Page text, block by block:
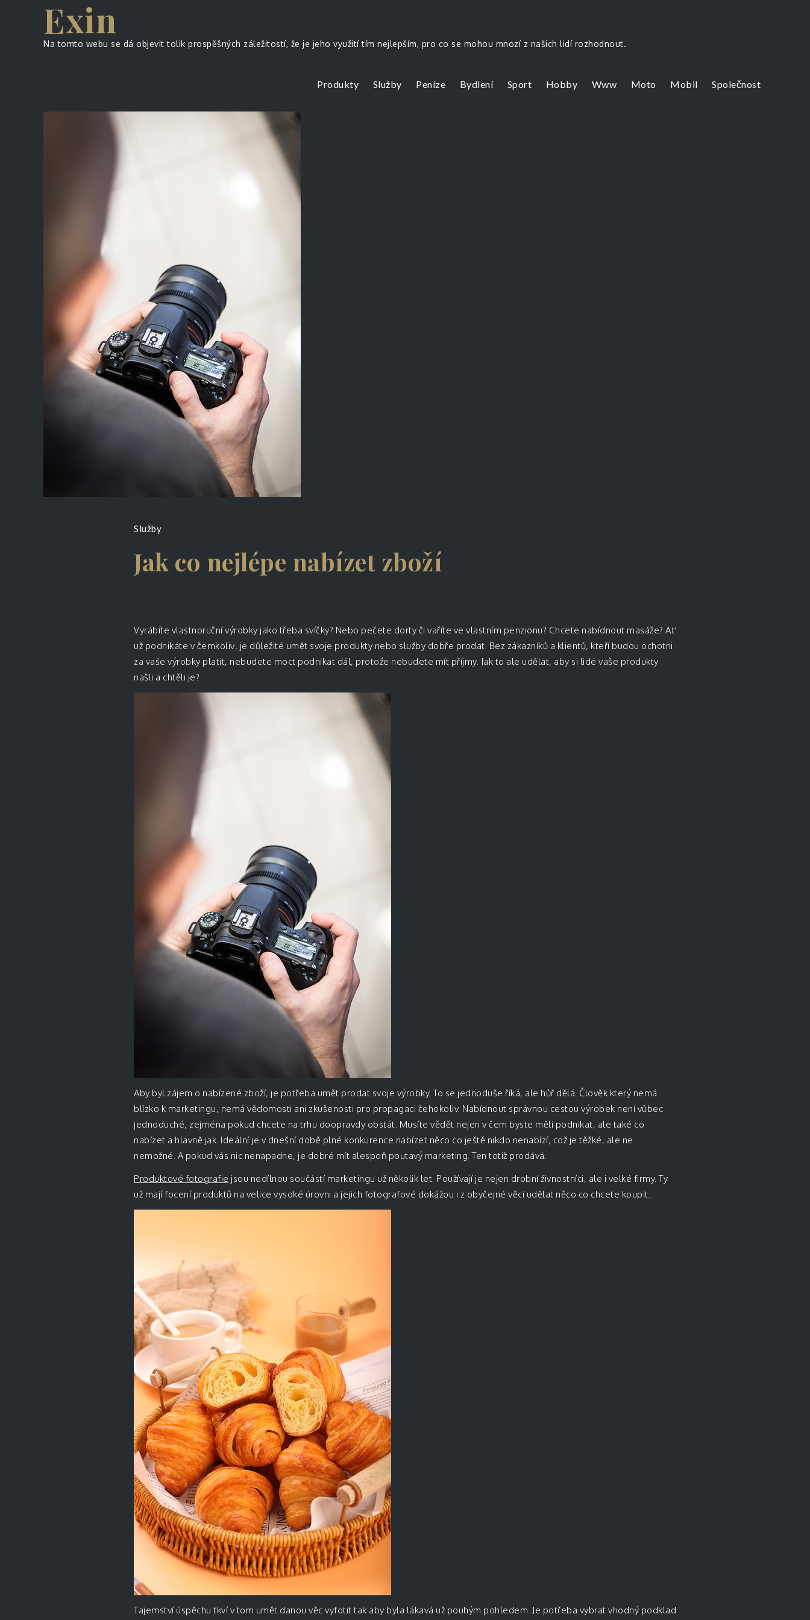
Exin
Na tomto webu se dá objevit tolik prospěšných záležitostí, že je jeho využití tím nejlepším, pro co se mohou mnozí z našich lidí rozhodnout.
Produkty Služby Peníze Bydlení Sport Hobby Www Moto Mobil Společnost
Služby
Jak co nejlépe nabízet zboží
Vyrábíte vlastnoruční výrobky jako třeba svíčky? Nebo pečete dorty či vaříte ve vlastním penzionu? Chcete nabídnout masáže? Ať
už podnikáte v čemkoliv, je důležité umět svoje produkty nebo služby dobře prodat. Bez zákazníků a klientů, kteří budou ochotni
za vaše výrobky platit, nebudete moct podnikat dál, protože nebudete mít příjmy. Jak to ale udělat, aby si lidé vaše produkty
našli a chtěli je?
Aby byl zájem o nabízené zboží, je potřeba umět prodat svoje výrobky. To se jednoduše říká, ale hůř dělá. Člověk který nemá
blízko k marketingu, nemá vědomosti ani zkušenosti pro propagaci čehokoliv. Nabídnout správnou cestou výrobek není vůbec
jednoduché, zejména pokud chcete na trhu doopravdy obstát. Musíte vědět nejen v čem byste měli podnikat, ale také co
nabízet a hlavně jak. Ideální je v dnešní době plné konkurence nabízet něco co ještě nikdo nenabízí, což je těžké, ale ne
nemožné. A pokud vás nic nenapadne, je dobré mít alespoň poutavý marketing. Ten totiž prodává.
Produktové fotografie jsou nedílnou součástí marketingu už několik let. Používají je nejen drobní živnostníci, ale i velké firmy. Ty
už mají focení produktů na velice vysoké úrovni a jejich fotografové dokážou i z obyčejné věci udělat něco co chcete koupit.
Tajemství úspěchu tkví v tom umět danou věc vyfotit tak aby byla lákavá už pouhým pohledem. Je potřeba vybrat vhodný podklad